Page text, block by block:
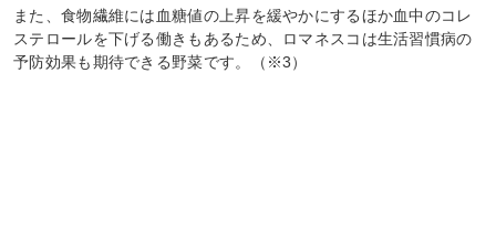
また、食物繊維には血糖値の上昇を緩やかにするほか血中のコレ
ステロールを下げる働きもあるため、ロマネスコは生活習慣病の
予防効果も期待できる野菜です。（※3）